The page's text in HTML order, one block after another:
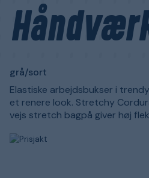
grå/sort
Elastiske arbejdsbukser i
et renere look. Stretchy
vejs stretch bagpå giver høj